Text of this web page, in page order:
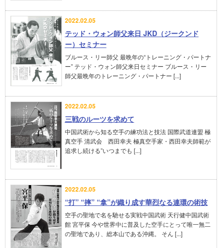
2022.02.05
テッド・ウォン師父来日 JKD（ジークンド
ー）セミナー
ブルース・リー師父 最晩年の“トレーニング・パートナ
ー” テッド・ウォン師父来日セミナー ブルース・リー
師父最晩年のトレーニング・パートナー [...]
2022.02.05
三戦のルーツを求めて
中国武術から知る空手の練功法と技法 国際武道連盟 極
真空手 清武会 西田幸夫 極真空手家・西田幸夫師範が
追求し続ける”いつまでも [...]
2022.02.05
“打” “摔” “拿”が織り成す華烈なる連環の術技
空手の聖地で名を馳せる実戦中国武術 天行健中国武術
館 宮平保 今や世界中に普及した空手にとって唯一無二
の聖地であり、総本山である沖縄。 そん [...]